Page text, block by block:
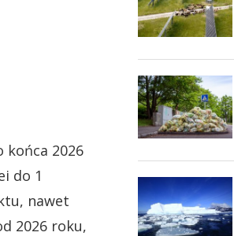
końca 2026
do 1
nawet
2026 roku,